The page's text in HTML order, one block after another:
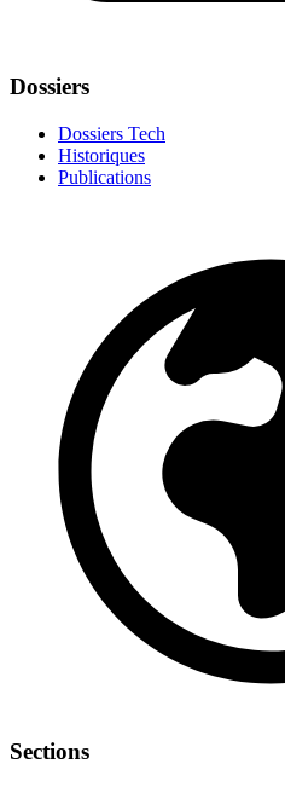
Dossiers
Dossiers Tech
Historiques
Publications
Sections